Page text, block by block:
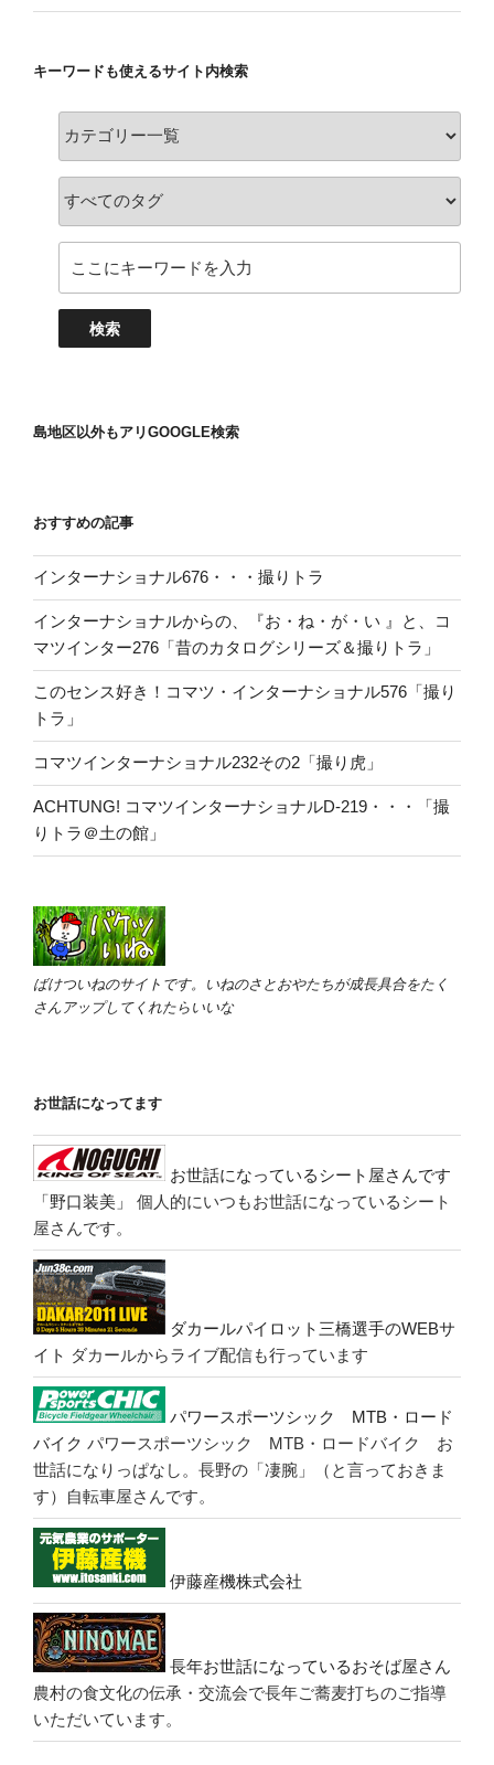
キーワードも使えるサイト内検索
島地区以外もアリGOOGLE検索
おすすめの記事
インターナショナル676・・・撮りトラ
インターナショナルからの、『お・ね・が・い 』と、コ
マツインター276「昔のカタログシリーズ＆撮りトラ」
このセンス好き！コマツ・インターナショナル576「撮り
トラ」
コマツインターナショナル232その2「撮り虎」
ACHTUNG! コマツインターナショナルD-219・・・「撮
りトラ＠土の館」
ばけついねのサイトです。いねのさとおやたちが成長具合をたく
さんアップしてくれたらいいな
お世話になってます
お世話になっているシート屋さんです
「野口装美」
個人的にいつもお世話になっているシート
屋さんです。
ダカールパイロット三橋選手のWEBサ
イト ダカールからライブ配信も行っています
パワースポーツシック MTB・ロード
バイク パワースポーツシック MTB・ロードバイク お
世話になりっぱなし。長野の「凄腕」（と言っておきま
す）自転車屋さんです。
伊藤産機株式会社
長年お世話になっているおそば屋さん
農村の食文化の伝承・交流会で長年ご蕎麦打ちのご指導
いただいています。